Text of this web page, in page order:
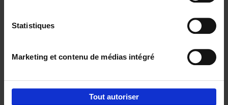
Statistiques
Marketing et contenu de médias intégré
Tout autoriser